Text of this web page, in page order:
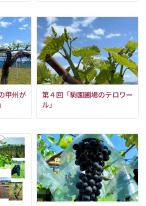
甲州が
第４回「駒園圃場のテロワー
ル」